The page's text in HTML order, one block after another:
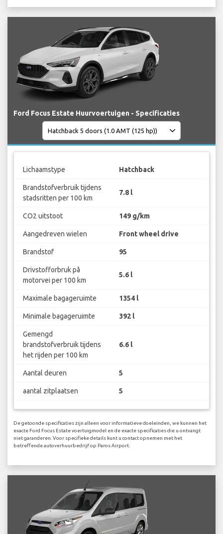
Ford Focus Estate Huurvoertuigen - Specificaties
Lichaamstype Hatchback
Brandstofverbruik tijdens
stadsritten per 100 km
7.8 l
CO2 uitstoot 149 g/km
Aangedreven wielen Front wheel drive
Brandstof 95
Drivstofforbruk på
motorvei per 100 km
5.6 l
Maximale bagageruimte 1354 l
Minimale bagageruimte 392 l
Gemengd
brandstofverbruik tijdens
het rijden per 100 km
6.6 l
Aantal deuren 5
aantal zitplaatsen 5
De getoonde specificaties zijn alleen voor informatieve doeleinden, we kunnen het
exacte Ford Focus Estate voertuigmodel en de exacte specificaties die u ontvangt
niet garanderen. Voor specifieke details kunt u contact opnemen met het
betreffende autoverhuurbedrijf op Paros Airport.